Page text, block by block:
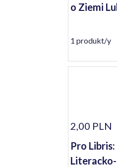
o Ziemi
1 produkt/y
2,00 PLN
Pro